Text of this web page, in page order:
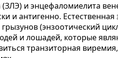
и энцефаломиелита
и антигенно.
(энзоотический
и лошадей, которые
транзиторная виремия,